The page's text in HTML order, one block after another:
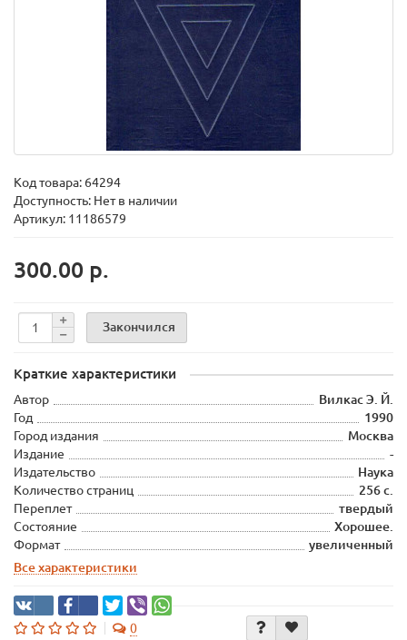
Код товара: 64294
Доступность: Нет в наличии
Артикул: 11186579
300.00 р.
Закончился
Краткие характеристики
Автор
Вилкас Э. Й.
Год
1990
Город издания
Москва
Издание
-
Издательство
Наука
Количество страниц
256 с.
Переплет
твердый
Состояние
Хорошее.
Формат
увеличенный
Все характеристики
0